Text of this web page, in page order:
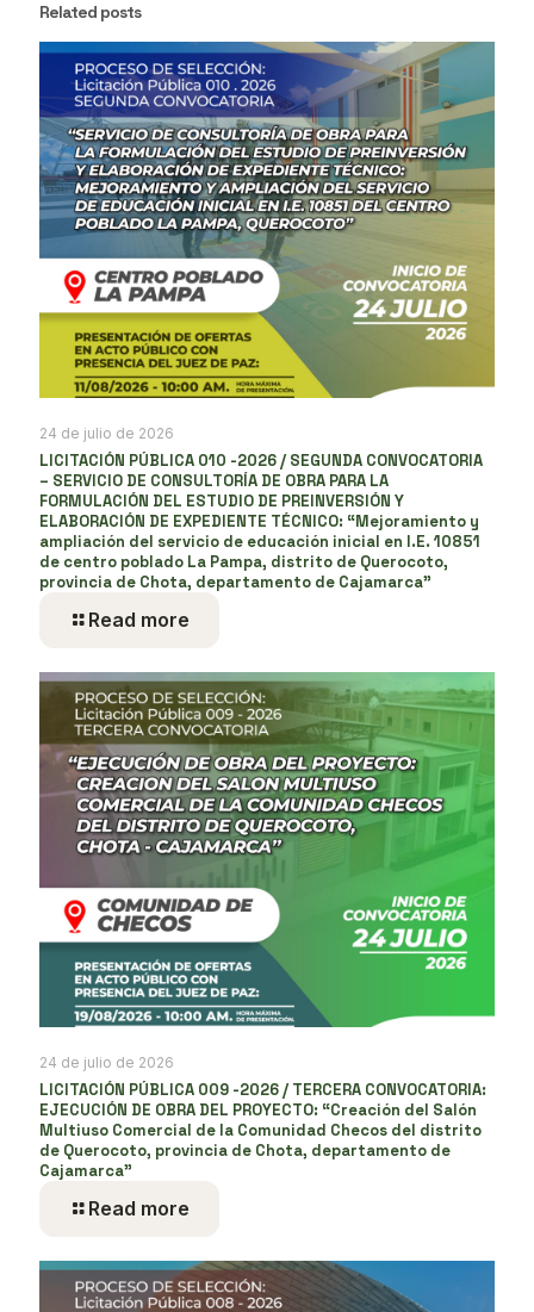
Related posts
24 de julio de 2026
LICITACIÓN PÚBLICA 010 -2026 / SEGUNDA CONVOCATORIA
– SERVICIO DE CONSULTORÍA DE OBRA PARA LA
FORMULACIÓN DEL ESTUDIO DE PREINVERSIÓN Y
ELABORACIÓN DE EXPEDIENTE TÉCNICO: “Mejoramiento y
ampliación del servicio de educación inicial en I.E. 10851
de centro poblado La Pampa, distrito de Querocoto,
provincia de Chota, departamento de Cajamarca”
Read more
24 de julio de 2026
LICITACIÓN PÚBLICA 009 -2026 / TERCERA CONVOCATORIA:
EJECUCIÓN DE OBRA DEL PROYECTO: “Creación del Salón
Multiuso Comercial de la Comunidad Checos del distrito
de Querocoto, provincia de Chota, departamento de
Cajamarca”
Read more